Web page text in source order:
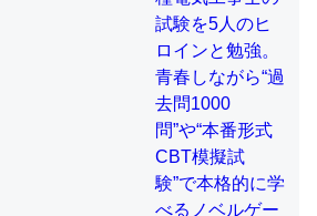
ルシウムも酸素も不足してて両方に不
してるのでは」とあって面白い。海に
ガニ・ウミグモ）はカルシウムを使わ